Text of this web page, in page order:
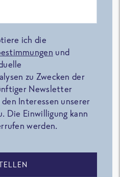
ich die
und
zu Zwecken der
Newsletter
Interessen unserer
Die Einwilligung kann
werden.